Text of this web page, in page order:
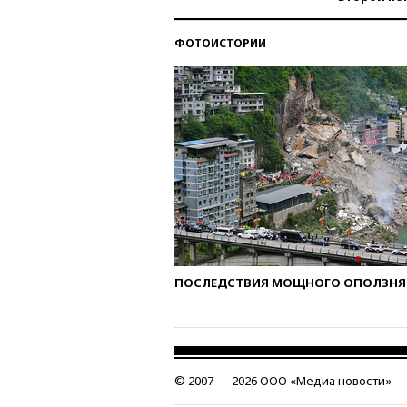
ФОТОИСТОРИИ
ПОСЛЕДСТВИЯ МОЩНОГО ОПОЛЗНЯ
© 2007 — 2026 ООО «Медиа новости»